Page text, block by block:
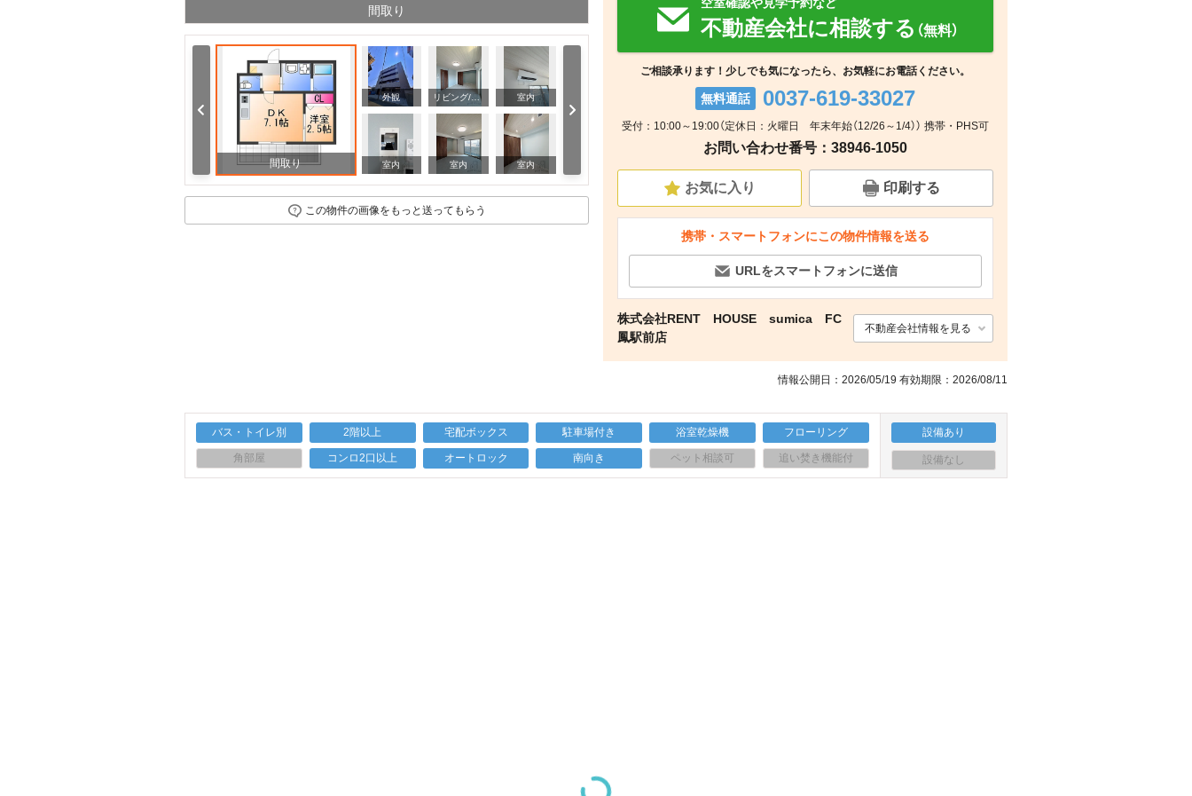
間取り
間取り
外観 リビング/ダイニング 室内
室内 室内 室内
室内 キッチン
この物件の画像をもっと送ってもらう
不動産会社に相談する （無料）
ご相談承ります！少しでも気になったら、お気軽にお電話ください。
無料通話 0037-619-33027
受付：10:00～19:00（定休日：火曜日 年末年始（12/26～1/4）） 携帯・PHS可
お問い合わせ番号：38946-1050
お気に入り 印刷する
携帯・スマートフォンにこの物件情報を送る
URLをスマートフォンに送信
株式会社RENT HOUSE sumica FC
鳳駅前店
不動産会社情報を見る
情報公開日：2026/05/19 有効期限：2026/08/11
バス・トイレ別 2階以上 宅配ボックス 駐車場付き 浴室乾燥機 フローリング
角部屋 コンロ2口以上 オートロック 南向き ペット相談可 追い焚き機能付
設備あり
設備なし